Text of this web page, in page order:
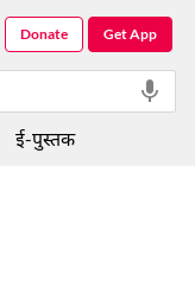
Get App
Donate
ई-पुस्तक